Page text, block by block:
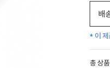
배
* 이 제
총 상